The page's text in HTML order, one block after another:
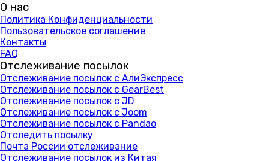
О нас
Политика Конфиденциальности
Пользовательское соглашение
Контакты
FAQ
Отслеживание посылок
Отслеживание посылок с АлиЭкспресс
Отслеживание посылок с GearBest
Отслеживание посылок с JD
Отслеживание посылок с Joom
Отслеживание посылок с Pandao
Отследить посылку
Почта России отслеживание
Отслеживание посылок из Китая